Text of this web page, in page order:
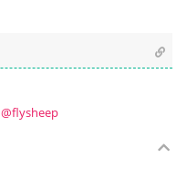
@flysheep